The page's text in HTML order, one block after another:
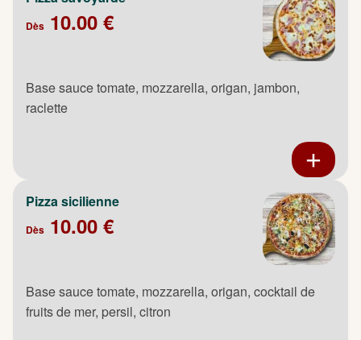
Dès 10.00 €
Base sauce tomate, mozzarella, origan, jambon,
raclette
Pizza sicilienne
Dès 10.00 €
Base sauce tomate, mozzarella, origan, cocktail de
fruits de mer, persil, citron